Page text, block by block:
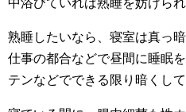
熟睡したいなら、寝室は真っ
仕事の都合などで昼間に睡眠
テンなどでできる限り暗くし